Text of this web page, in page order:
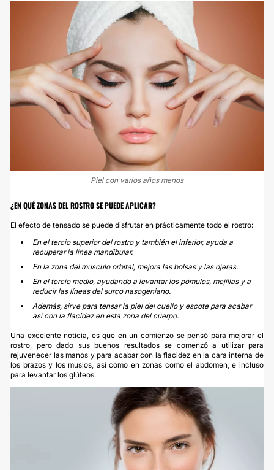
Piel con varios años menos
¿EN QUÉ ZONAS DEL ROSTRO SE PUEDE APLICAR?
El efecto de tensado se puede disfrutar en prácticamente todo el rostro:
En el tercio superior del rostro y también el inferior, ayuda a
recuperar la línea mandibular.
En la zona del músculo orbital, mejora las bolsas y las ojeras.
En el tercio medio, ayudando a levantar los pómulos, mejillas y a
reducir las líneas del surco nasogeniano.
Además, sirve para tensar la piel del cuello y escote para acabar
así con la flacidez en esta zona del cuerpo.
Una excelente noticia, es que en un comienzo se pensó para mejorar el
rostro, pero dado sus buenos resultados se comenzó a utilizar para
rejuvenecer las manos y para acabar con la flacidez en la cara interna de
los brazos y los muslos, así como en zonas como el abdomen, e incluso
para levantar los glúteos.